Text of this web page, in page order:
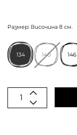
Размер: Височина в см.
134 140 146